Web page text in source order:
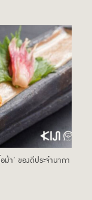
า’ ของดีประจำนากา